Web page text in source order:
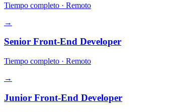
Tiempo completo · Remoto
→
Senior Front-End Developer
Tiempo completo · Remoto
→
Junior Front-End Developer